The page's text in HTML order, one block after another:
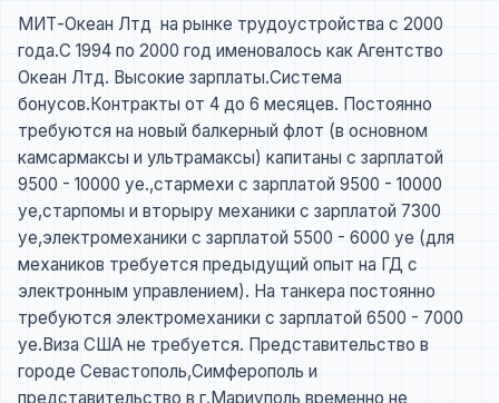
МИТ-Океан Лтд на рынке трудоустройства с 2000
года.С 1994 по 2000 год именовалось как Агентство
Океан Лтд. Высокие зарплаты.Система
бонусов.Контракты от 4 до 6 месяцев. Постоянно
требуются на новый балкерный флот (в основном
камсармаксы и ультрамаксы) капитаны с зарплатой
9500 - 10000 уе.,стармехи с зарплатой 9500 - 10000
уе,старпомы и вторыру механики с зарплатой 7300
уе,электромеханики с зарплатой 5500 - 6000 уе (для
механиков требуется предыдущий опыт на ГД с
электронным управлением). На танкера постоянно
требуются электромеханики с зарплатой 6500 - 7000
уе.Виза США не требуется. Представительство в
городе Севастополь,Симферополь и
представительство в г.Мариуполь временно не